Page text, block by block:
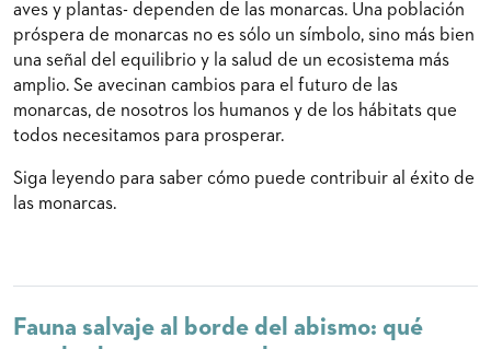
aves y plantas- dependen de las monarcas. Una población
próspera de monarcas no es sólo un símbolo, sino más bien
una señal del equilibrio y la salud de un ecosistema más
amplio. Se avecinan cambios para el futuro de las
monarcas, de nosotros los humanos y de los hábitats que
todos necesitamos para prosperar.
Siga leyendo para saber cómo puede contribuir al éxito de
las monarcas.
Fauna salvaje al borde del abismo: qué